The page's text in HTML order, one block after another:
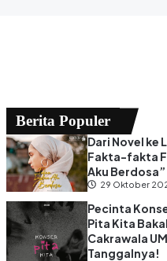
Berita Populer
Dari Novel ke
Fakta-fakta
Aku Berdosa”
29 Oktober
Pecinta
Pita Kita
Cakrawala
Tanggalnya!